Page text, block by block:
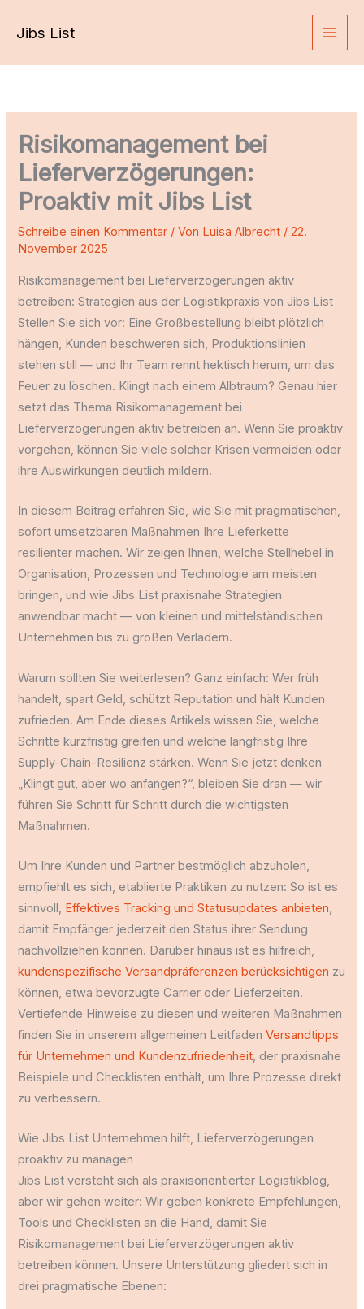
InhaltJibs List
Risikomanagement bei
Lieferverzögerungen:
Proaktiv mit Jibs List
Schreibe einen Kommentar / Von Luisa Albrecht /22.
November 2025
Risikomanagement bei Lieferverzögerungen aktiv
betreiben: Strategien aus der Logistikpraxis von Jibs List
Stellen Sie sich vor: Eine Großbestellung bleibt plötzlich
hängen, Kunden beschweren sich, Produktionslinien
stehen still — und Ihr Team rennt hektisch herum, um das
Feuer zu löschen. Klingt nach einem Albtraum? Genau hier
setzt das Thema Risikomanagement bei
Lieferverzögerungen aktiv betreiben an. Wenn Sie proaktiv
vorgehen, können Sie viele solcher Krisen vermeiden oder
ihre Auswirkungen deutlich mildern.
In diesem Beitrag erfahren Sie, wie Sie mit pragmatischen,
sofort umsetzbaren Maßnahmen Ihre Lieferkette
resilienter machen. Wir zeigen Ihnen, welche Stellhebel in
Organisation, Prozessen und Technologie am meisten
bringen, und wie Jibs List praxisnahe Strategien
anwendbar macht — von kleinen und mittelständischen
Unternehmen bis zu großen Verladern.
Warum sollten Sie weiterlesen? Ganz einfach: Wer früh
handelt, spart Geld, schützt Reputation und hält Kunden
zufrieden. Am Ende dieses Artikels wissen Sie, welche
Schritte kurzfristig greifen und welche langfristig Ihre
Supply-Chain-Resilienz stärken. Wenn Sie jetzt denken
„Klingt gut, aber wo anfangen?“, bleiben Sie dran — wir
führen Sie Schritt für Schritt durch die wichtigsten
Maßnahmen.
Um Ihre Kunden und Partner bestmöglich abzuholen,
empfiehlt es sich, etablierte Praktiken zu nutzen: So ist es
sinnvoll, Effektives Tracking und Statusupdates anbieten,
damit Empfänger jederzeit den Status ihrer Sendung
nachvollziehen können. Darüber hinaus ist es hilfreich,
kundenspezifische Versandpräferenzen berücksichtigen zu
können, etwa bevorzugte Carrier oder Lieferzeiten.
Vertiefende Hinweise zu diesen und weiteren Maßnahmen
finden Sie in unserem allgemeinen LeitfadenVersandtipps
für Unternehmen und Kundenzufriedenheit, der praxisnahe
Beispiele und Checklisten enthält, um Ihre Prozesse direkt
zu verbessern.
Wie Jibs List Unternehmen hilft, Lieferverzögerungen
proaktiv zu managen
Jibs List versteht sich als praxisorientierter Logistikblog,
aber wir gehen weiter: Wir geben konkrete Empfehlungen,
Tools und Checklisten an die Hand, damit Sie
Risikomanagement bei Lieferverzögerungen aktiv
betreiben können. Unsere Unterstützung gliedert sich in
drei pragmatische Ebenen: